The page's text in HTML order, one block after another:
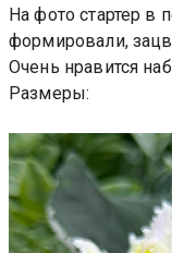
На фото стартер в
формировали,
Очень нравится
Размеры: